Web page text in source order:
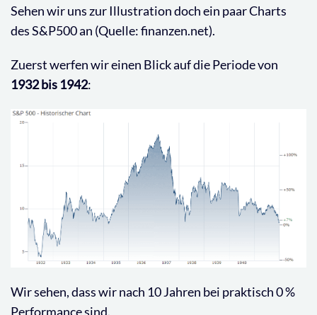
Sehen wir uns zur Illustration doch ein paar Charts
des S&P500 an (Quelle: finanzen.net).
Zuerst werfen wir einen Blick auf die Periode von
1932 bis 1942:
Wir sehen, dass wir nach 10 Jahren bei praktisch 0 %
Performance sind.